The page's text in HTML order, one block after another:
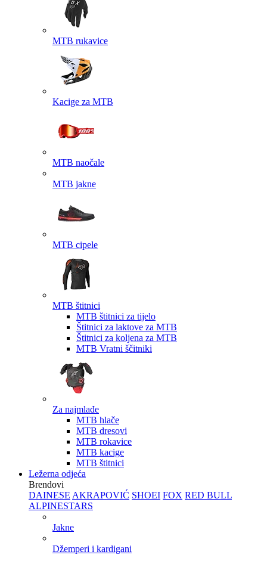
MTB rukavice
Kacige za MTB
MTB naočale
MTB jakne
MTB cipele
MTB štitnici
MTB štitnici za tijelo
Štitnici za laktove za MTB
Štitnici za koljena za MTB
MTB Vratni ščitniki
Za najmlađe
MTB hlače
MTB dresovi
MTB rokavice
MTB kacige
MTB štitnici
Ležerna odjeća
Brendovi
DAINESE AKRAPOVIĆ SHOEI FOX RED BULL
ALPINESTARS
Jakne
Džemperi i kardigani